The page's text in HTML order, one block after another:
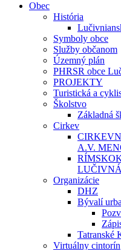
Obec
História
Symboly obce
Služby občanom
Územný plán
PHRSR obce
PROJEKTY
Turistická a
Školstvo
Základná
Cirkev
A.V.
LUČIVNÁ
Organizácie
DHZ
Bývalí
Tatranské
Virtuálny cintorín